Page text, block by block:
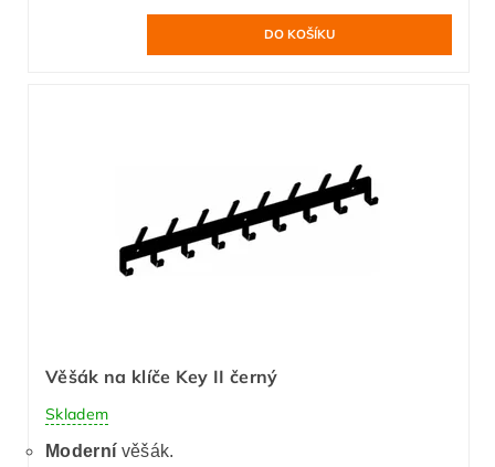
Věšák na klíče Key II černý
Skladem
Moderní věšák.